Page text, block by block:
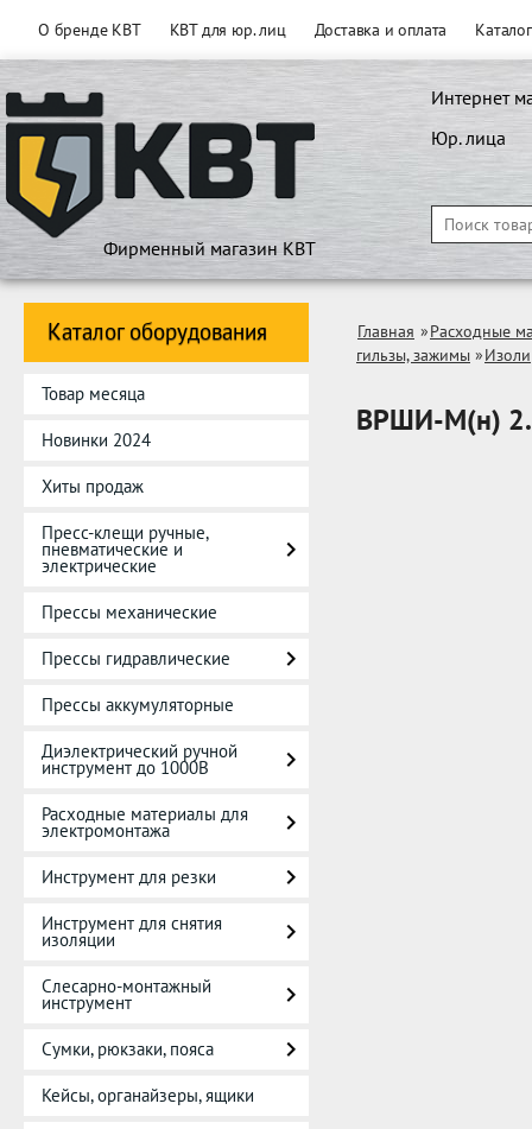
О бренде КВТ КВТ для юр. лиц Доставка и оплата
Фирменный магазин КВТ
Интернет
Юр. лица
Каталог оборудования
Товар месяца
Новинки 2024
Хиты продаж
Пресс-клещи ручные,
пневматические и
электрические
Прессы механические
Прессы гидравлические
Прессы аккумуляторные
Диэлектрический ручной
инструмент до 1000В
Расходные материалы для
электромонтажа
Инструмент для резки
Инструмент для снятия
изоляции
Слесарно-монтажный
инструмент
Сумки, рюкзаки, пояса
Кейсы, органайзеры, ящики
Главная »Расходные
гильзы, зажимы »
ВРШИ-М(н)